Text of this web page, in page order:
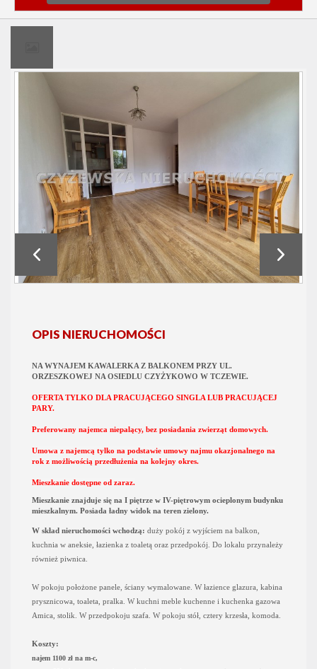
OPIS NIERUCHOMOŚCI
NA WYNAJEM KAWALERKA Z BALKONEM PRZY UL.
ORZESZKOWEJ NA OSIEDLU CZYŻYKOWO W TCZEWIE.
OFERTA TYLKO DLA PRACUJĄCEGO SINGLA LUB PRACUJĄCEJ
PARY.
Preferowany najemca niepalący, bez posiadania zwierząt domowych.
Umowa z najemcą tylko na podstawie umowy najmu okazjonalnego na
rok z możliwością przedłużenia na kolejny okres.
Mieszkanie dostępne od zaraz.
Mieszkanie znajduje się na I piętrze w IV-piętrowym ocieplonym budynku
mieszkalnym. Posiada ładny widok na teren zielony.
W skład nieruchomości wchodzą: duży pokój z wyjściem na balkon,
kuchnia w aneksie, łazienka z toaletą oraz przedpokój. Do lokalu przynależy
również piwnica.
W pokoju położone panele, ściany wymalowane. W łazience glazura, kabina
prysznicowa, toaleta, pralka. W kuchni meble kuchenne i kuchenka gazowa
Amica, stolik. W przedpokoju szafa. W pokoju stół, cztery krzesła, komoda.
Koszty:
najem 1100 zł na m-c,